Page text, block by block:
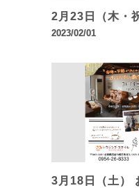
2月23日（木・
2023/02/01
3月18日（土）